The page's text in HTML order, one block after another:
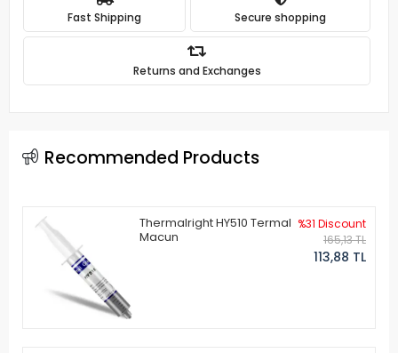
Fast Shipping Secure shopping
Returns and Exchanges
Recommended Products
Thermalright HY510 Termal
Macun
%31 Discount
165,13 TL
113,88 TL